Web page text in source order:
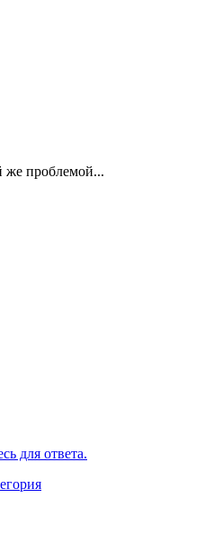
же проблемой...
для ответа.